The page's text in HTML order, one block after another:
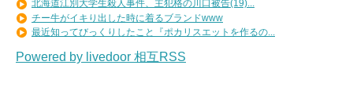
北海道江別大学生殺人事件、主犯格の川口被告(19)...
チー牛がイキり出した時に着るブランドwww
最近知ってびっくりしたこと『ポカリスエットを作るの...
Powered by livedoor 相互RSS